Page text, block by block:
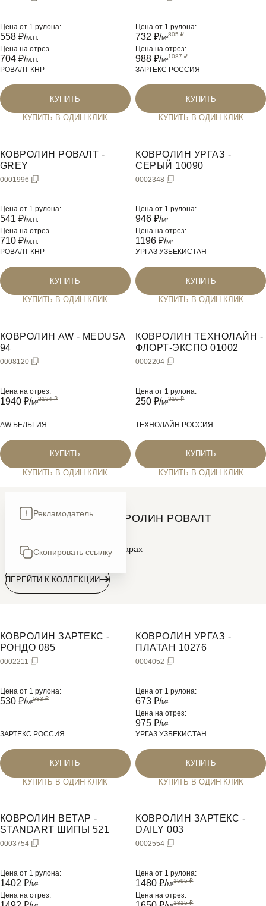
Цена от 1 рулона:
558 ₽/М.П.
Цена на отрез
704 ₽/М.П.
РОВАЛТ КНР
КУПИТЬ
КУПИТЬ В ОДИН КЛИК
Цена от 1 рулона:
732 ₽/M²
Цена на отрез:
988 ₽/M²
ЗАРТЕКС РОССИЯ
КУПИТЬ
КУПИТЬ В ОДИН КЛИК
КОВРОЛИН РОВАЛТ -
GREY
0001996
Цена от 1 рулона:
541 ₽/М.П.
Цена на отрез
710 ₽/М.П.
РОВАЛТ КНР
КУПИТЬ
КУПИТЬ В ОДИН КЛИК
КОВРОЛИН УРГАЗ -
СЕРЫЙ 10090
0002348
Цена от 1 рулона:
946 ₽/M²
Цена на отрез:
1196 ₽/M²
УРГАЗ УЗБЕКИСТАН
КУПИТЬ
КУПИТЬ В ОДИН КЛИК
КОВРОЛИН AW - MEDUSA
94
0008120
Цена на отрез:
1940 ₽/M²
AW БЕЛЬГИЯ
КУПИТЬ
КУПИТЬ В ОДИН КЛИК
КОВРОЛИН ТЕХНОЛАЙН -
ФЛОРТ-ЭКСПО 01002
0002204
Цена от 1 рулона:
250 ₽/M²
ТЕХНОЛАЙН РОССИЯ
КУПИТЬ
КУПИТЬ В ОДИН КЛИК
Рекламодатель
Скопировать ссылку
КОММЕРЧЕСКИЙ КОВРОЛИН РОВАЛТ
Подробная информация о товарах
ПЕРЕЙТИ К КОЛЛЕКЦИИ
КОВРОЛИН ЗАРТЕКС -
РОНДО 085
0002211
Цена от 1 рулона:
530 ₽/M²
ЗАРТЕКС РОССИЯ
КУПИТЬ
КУПИТЬ В ОДИН КЛИК
КОВРОЛИН УРГАЗ -
ПЛАТАН 10276
0004052
Цена от 1 рулона:
673 ₽/M²
Цена на отрез:
975 ₽/M²
УРГАЗ УЗБЕКИСТАН
КУПИТЬ
КУПИТЬ В ОДИН КЛИК
КОВРОЛИН BETAP -
STANDART ШИПЫ 521
0003754
Цена от 1 рулона:
1402 ₽/M²
Цена на отрез:
КОВРОЛИН ЗАРТЕКС -
DAILY 003
0002554
Цена от 1 рулона:
1480 ₽/M²
Цена на отрез: